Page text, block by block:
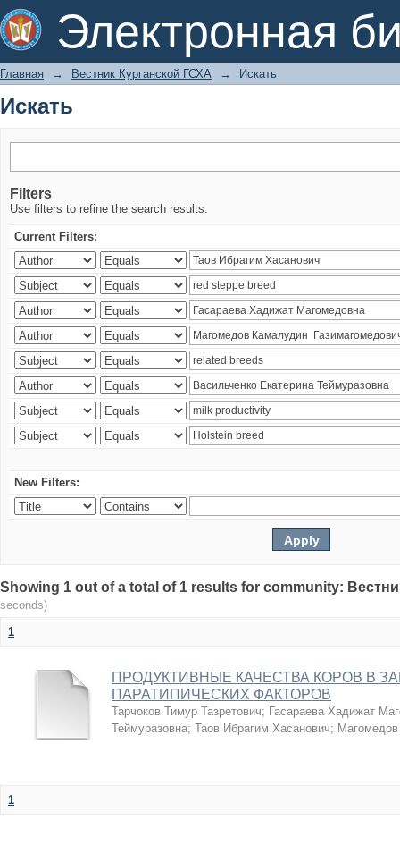
Электронная
Искать
Главная → Вестник Курганской ГСХА → Искать
Искать
Filters
Use filters to refine the search results.
Current Filters:
New Filters:
Showing 1 out of a total of 1 results for community:
seconds)
1
ПРОДУКТИВНЫЕ КАЧЕСТВА КОРОВ В
ПАРАТИПИЧЕСКИХ ФАКТОРОВ
Тарчоков Тимур Тазретович; Гасараева Хадижат
Теймуразовна; Таов Ибрагим Хасанович;
1